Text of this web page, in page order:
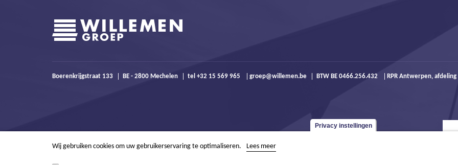
Boerenkrijgstraat 133 BE - 2800 Mechelen tel +32 15 569 965 groep@willemen.be BTW BE 0466.256.432 RPR Antwerpen,
Privacy instellingen
Wij gebruiken cookies om uw gebruikerservaring te optimaliseren. Lees meer